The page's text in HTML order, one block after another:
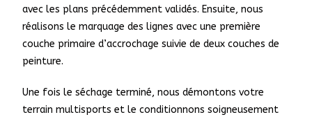
avec les plans précédemment validés. Ensuite, nous
réalisons le marquage des lignes avec une première
couche primaire d’accrochage suivie de deux couches de
peinture.
Une fois le séchage terminé, nous démontons votre
terrain multisports et le conditionnons soigneusement